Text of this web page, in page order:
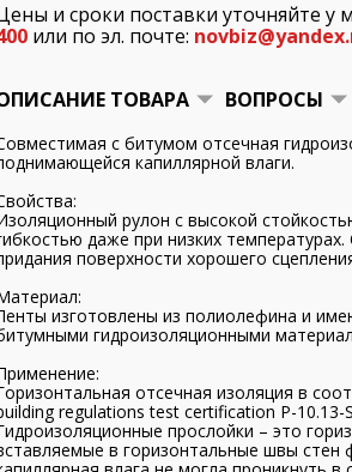
и сроки поставки уточняйте у
или по эл. почте:
ТОВАРА ВОПРОСЫ
с битумом отсечная
капиллярной влаги.
рулон с высокой
даже при низких
поверхности хорошего
изготовлены из полиолефина и
гидроизоляционными
отсечная изоляция в
regulations test certification P-10.13-
прослойки – это
в горизонтальные швы